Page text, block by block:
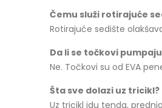
Čemu služi rotirajuće
Rotirajuće sedište
Da li se točkovi
Ne. Točkovi su od EVA
Šta sve dolazi uz tricikl?
Uz tricikl idu tenda,